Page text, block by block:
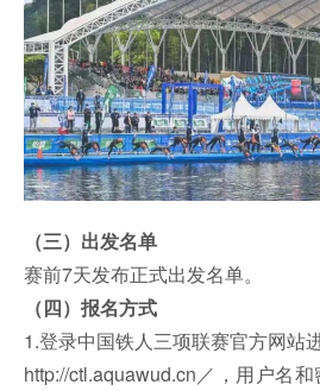
（三）出发名单
赛前7天发布正式出发名单。
（四）报名方式
1.登录中国铁人三项联赛官方网站
http://ctl.aquawud.cn／，用户名